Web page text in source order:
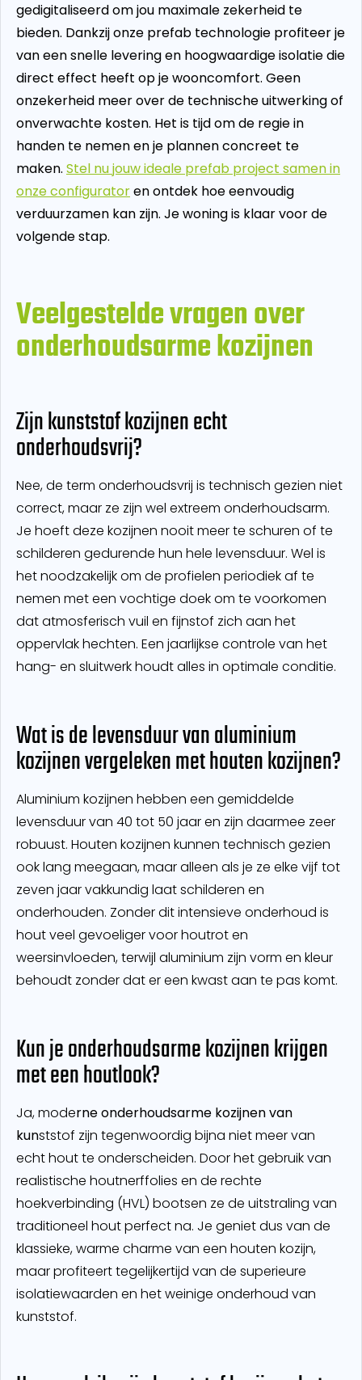
gedigitaliseerd om jou maximale zekerheid te
bieden. Dankzij onze prefab technologie profiteer je
van een snelle levering en hoogwaardige isolatie die
direct effect heeft op je wooncomfort. Geen
onzekerheid meer over de technische uitwerking of
onverwachte kosten. Het is tijd om de regie in
handen te nemen en je plannen concreet te
maken. Stel nu jouw ideale prefab project samen in
onze configuratoren ontdek hoe eenvoudig
verduurzamen kan zijn. Je woning is klaar voor de
volgende stap.
Veelgestelde vragen over
onderhoudsarme kozijnen
Zijn kunststof kozijnen echt
onderhoudsvrij?
Nee, de term onderhoudsvrij is technisch gezien niet
correct, maar ze zijn wel extreem onderhoudsarm.
Je hoeft deze kozijnen nooit meer te schuren of te
schilderen gedurende hun hele levensduur. Wel is
het noodzakelijk om de profielen periodiek af te
nemen met een vochtige doek om te voorkomen
dat atmosferisch vuil en fijnstof zich aan het
oppervlak hechten. Een jaarlijkse controle van het
hang- en sluitwerk houdt alles in optimale conditie.
Wat is de levensduur van aluminium
kozijnen vergeleken met houten kozijnen?
Aluminium kozijnen hebben een gemiddelde
levensduur van 40 tot 50 jaar en zijn daarmee zeer
robuust. Houten kozijnen kunnen technisch gezien
ook lang meegaan, maar alleen als je ze elke vijf tot
zeven jaar vakkundig laat schilderen en
onderhouden. Zonder dit intensieve onderhoud is
hout veel gevoeliger voor houtrot en
weersinvloeden, terwijl aluminium zijn vorm en kleur
behoudt zonder dat er een kwast aan te pas komt.
Kun je onderhoudsarme kozijnen krijgen
met een houtlook?
Ja, moderne onderhoudsarme kozijnen van
kunststof zijn tegenwoordig bijna niet meer van
echt hout te onderscheiden. Door het gebruik van
realistische houtnerffolies en de rechte
hoekverbinding (HVL) bootsen ze de uitstraling van
traditioneel hout perfect na. Je geniet dus van de
klassieke, warme charme van een houten kozijn,
maar profiteert tegelijkertijd van de superieure
isolatiewaarden en het weinige onderhoud van
kunststof.